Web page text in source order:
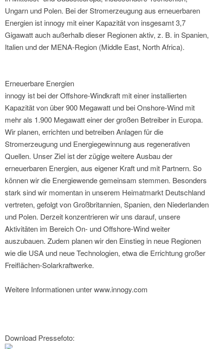
Ungarn und Polen. Bei der Stromerzeugung aus erneuerbaren
Energien ist innogy mit einer Kapazität von insgesamt 3,7
Gigawatt auch außerhalb dieser Regionen aktiv, z. B. in Spanien,
Italien und der MENA-Region (Middle East, North Africa).
Erneuerbare Energien
innogy ist bei der Offshore-Windkraft mit einer installierten
Kapazität von über 900 Megawatt und bei Onshore-Wind mit
mehr als 1.900 Megawatt einer der großen Betreiber in Europa.
Wir planen, errichten und betreiben Anlagen für die
Stromerzeugung und Energiegewinnung aus regenerativen
Quellen. Unser Ziel ist der zügige weitere Ausbau der
erneuerbaren Energien, aus eigener Kraft und mit Partnern. So
können wir die Energiewende gemeinsam stemmen. Besonders
stark sind wir momentan in unserem Heimatmarkt Deutschland
vertreten, gefolgt von Großbritannien, Spanien, den Niederlanden
und Polen. Derzeit konzentrieren wir uns darauf, unsere
Aktivitäten im Bereich On- und Offshore-Wind weiter
auszubauen. Zudem planen wir den Einstieg in neue Regionen
wie die USA und neue Technologien, etwa die Errichtung großer
Freiflächen-Solarkraftwerke.
Weitere Informationen unter www.innogy.com
Download Pressefoto: